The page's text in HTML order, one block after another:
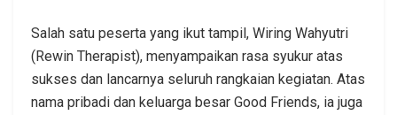
Salah satu peserta yang ikut tampil, Wiring Wahyutri
(Rewin Therapist), menyampaikan rasa syukur atas
sukses dan lancarnya seluruh rangkaian kegiatan. Atas
nama pribadi dan keluarga besar Good Friends, ia juga